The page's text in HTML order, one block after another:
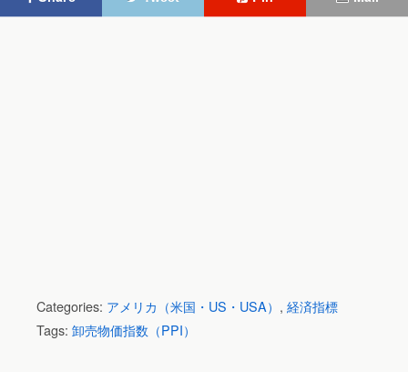
Categories: アメリカ（米国・US・USA） , 経済指標
Tags: 卸売物価指数（PPI）